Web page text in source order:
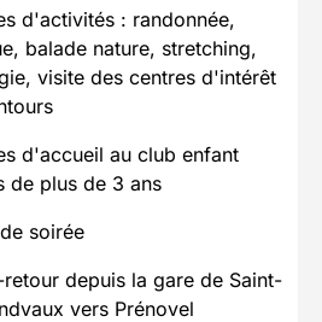
d'activités : randonnée,
balade nature, stretching,
visite des centres d'intérêt
d'accueil au club enfant
de plus de 3 ans
soirée
depuis la gare de Saint-
vers Prénovel